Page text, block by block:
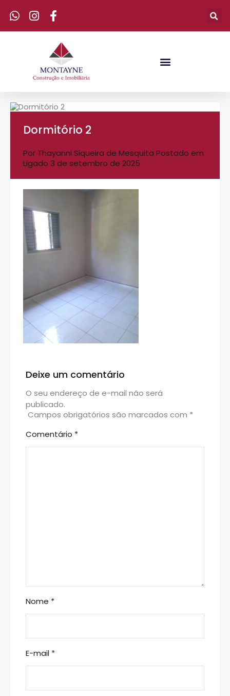
Dormitório 2
Por Thayanni Siqueira de Mesquita Postado em
Ligado 3 de setembro de 2025
Deixe um comentário
O seu endereço de e-mail não será
publicado.
Campos obrigatórios são marcados com *
Comentário *
Nome *
E-mail *